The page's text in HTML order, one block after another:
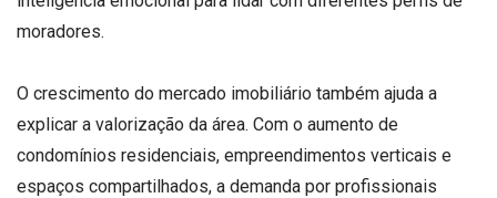
moradores.
O crescimento do mercado imobiliário também ajuda a
explicar a valorização da área. Com o aumento de
condomínios residenciais, empreendimentos verticais e
espaços compartilhados, a demanda por profissionais